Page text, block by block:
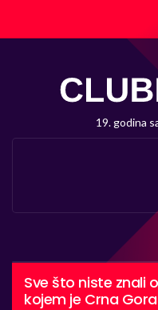
19. godina
Sve što niste znali
kojem je Crna